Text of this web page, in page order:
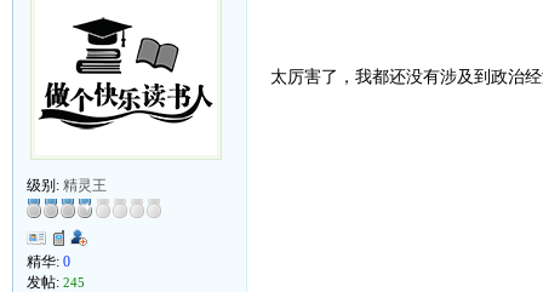
级别: 精灵王
精华: 0
发帖: 245
太厉害了，我都还没有涉及到政治